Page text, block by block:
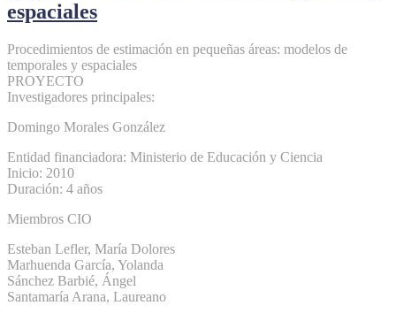
espaciales
Procedimientos de estimación en pequeñas áreas: modelos de
temporales y espaciales
PROYECTO
Investigadores principales:
Domingo Morales González
Entidad financiadora: Ministerio de Educación y Ciencia
Inicio: 2010
Duración: 4 años
Miembros CIO
Esteban Lefler, María Dolores
Marhuenda García, Yolanda
Sánchez Barbié, Ángel
Santamaría Arana, Laureano